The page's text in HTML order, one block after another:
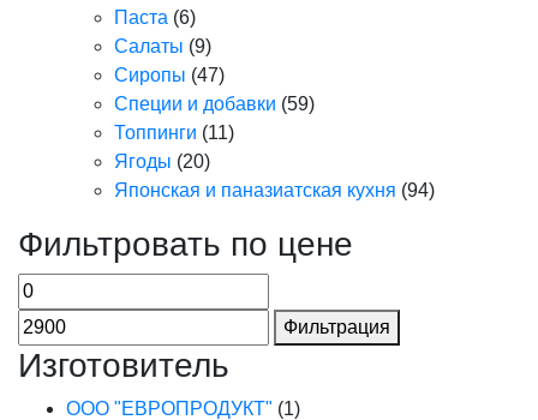
Паста (6)
Салаты (9)
Сиропы (47)
Специи и добавки (59)
Топпинги (11)
Ягоды (20)
Японская и паназиатская кухня (94)
Фильтровать по цене
Фильтрация
Изготовитель
ООО "ЕВРОПРОДУКТ" (1)